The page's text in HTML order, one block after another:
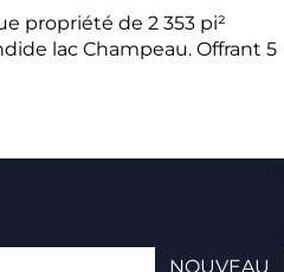
propriété de 2 353 pi²
lac Champeau. Offrant 5
NOUVEAU